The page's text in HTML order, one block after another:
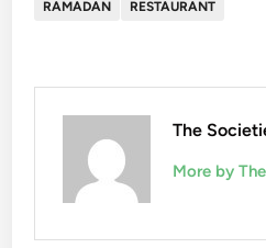
RAMADAN
RESTAURANT
The
More by